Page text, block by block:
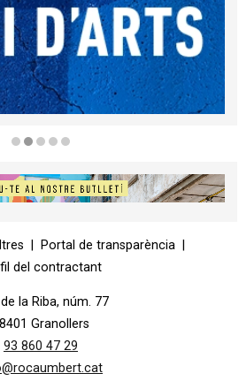
Portal de transparència
del contractant
la Riba, núm. 77
Granollers
93 860 47 29